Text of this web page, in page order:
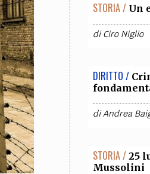
CONTATTI
STORIA / Un
diCiro Niglio
DIRITTO /
diAndrea
STORIA / 25
Mussolini